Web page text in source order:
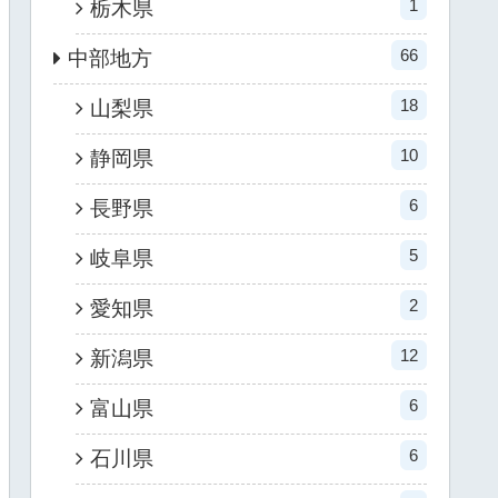
栃木県 1
中部地方 66
山梨県 18
静岡県 10
長野県 6
岐阜県 5
愛知県 2
新潟県 12
富山県 6
石川県 6